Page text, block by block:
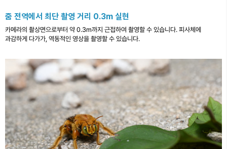
줌 전역에서 최단 촬영 거리 0.3m 실현
카메라의 촬상면으로부터 약 0.3m까지 근접하여 촬영할 수 있습니다. 피사체에
과감하게 다가가, 역동적인 영상을 촬영할 수 있습니다.